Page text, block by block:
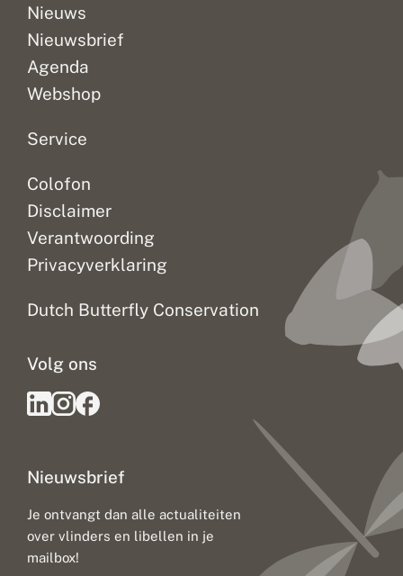
Nieuws
Nieuwsbrief
Agenda
Webshop
Service
Colofon
Disclaimer
Verantwoording
Privacyverklaring
Dutch Butterfly Conservation
Nieuwsbrief
Je ontvangt dan alle actualiteiten
over vlinders en libellen in je
mailbox!
Volg ons